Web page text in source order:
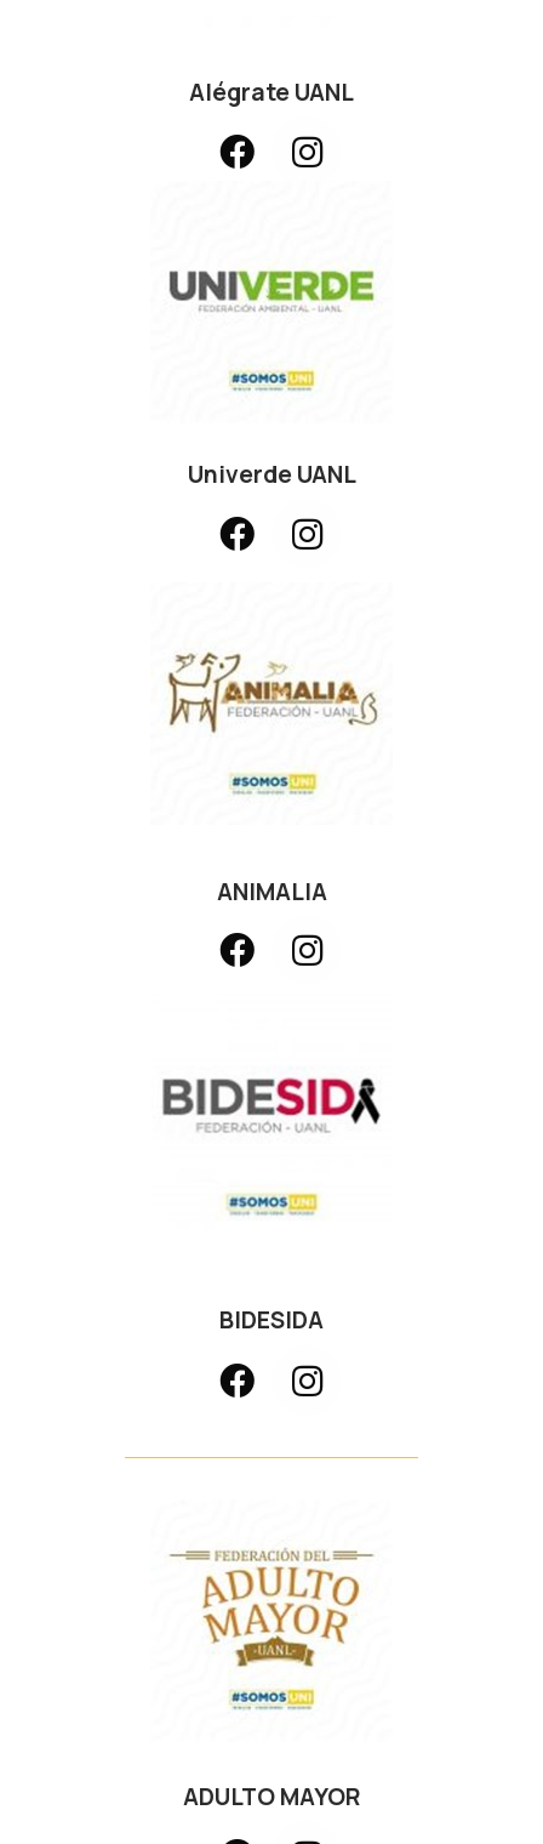
Alégrate UANL
Univerde UANL
ANIMALIA
BIDESIDA
ADULTO MAYOR